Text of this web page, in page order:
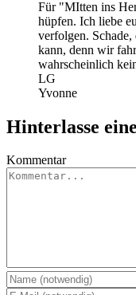
Für "MItten ins
hüpfen. Ich liebe
verfolgen. Schade,
kann, denn wir
wahrscheinlich
LG
Yvonne
Hinterlasse
Kommentar